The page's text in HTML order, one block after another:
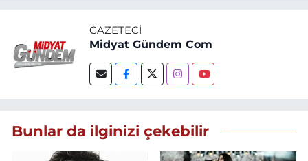
GAZETECI
Midyat Gündem Com
Bunlar da ilginizi çekebilir